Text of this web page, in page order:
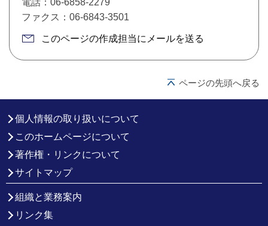
電話：06-6858-2279
ファクス：06-6843-3501
このページの作成担当にメールを送る
ページの先頭へ戻る
個人情報の取り扱いについて
このホームページについて
著作権・リンクについて
サイトマップ
組織と業務案内
リンク集